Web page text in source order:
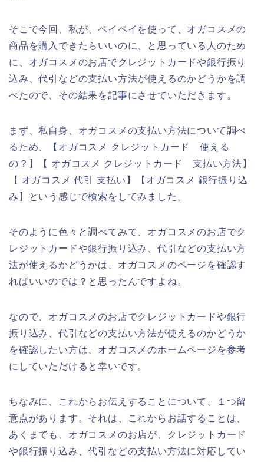
そこで今回、私が、ペイペイを使って、オガコスメの
商品を購入できたらいいのに、と思っている人のため
に、オガコスメのお店でクレジットカードや銀行振り
込み、代引などの支払い方法が使えるのかどうかを調
べたので、その結果を記事にさせていただきます。
まず、私自身、オガコスメの支払い方法について調べ
るため、【オガコスメ クレジットカード 使える
の？】【 オガコスメ クレジットカード 支払い方法】
【 オガコスメ 代引 支払い】【オガコスメ 銀行振り込
み】という感じで検索をしてみました。
そのように色々と調べてみて、オガコスメのお店でク
レジットカードや銀行振り込み、代引などの支払い方
法が使えるかどうかは、オガコスメのページを確認す
ればいいのでは？と思ったんですよね。
なので、オガコスメのお店でクレジットカードや銀行
振り込み、代引などの支払い方法が使えるのかどうか
を確認したい方は、オガコスメのホームページを参考
にしていただけると幸いです。
ちなみに、これからお伝えすることについて、１つ留
意点があります。それは、これからお話することは、
あくまでも、オガコスメのお店が、クレジットカード
や銀行振り込み、代引などの支払い方法に対応してい